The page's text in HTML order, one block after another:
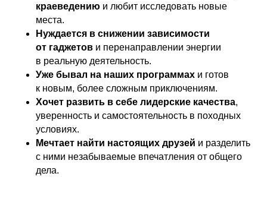
краеведению и любит исследовать новые
места.
Нуждается в снижении зависимости
от гаджетов и перенаправлении энергии
в реальную деятельность.
Уже бывал на наших программах и готов
к новым, более сложным приключениям.
Хочет развить в себе лидерские качества,
уверенность и самостоятельность в походных
условиях.
Мечтает найти настоящих друзей и разделить
с ними незабываемые впечатления от общего
дела.